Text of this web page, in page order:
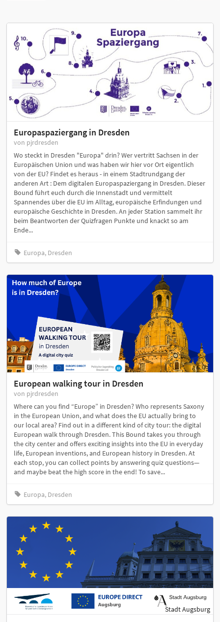
Europaspaziergang in Dresden
von pjrdresden
Wo steckt in Dresden "Europa" drin? Wer vertritt Sachsen in der
Europäischen Union und was haben wir hier vor Ort eigentlich
von der EU? Findet es heraus - in einem Stadtrundgang der
anderen Art : Dem digitalen Europaspaziergang in Dresden. Dieser
Bound führt euch durch die Innenstadt und vermittelt
Spannendes über die EU im Alltag, europäische Erfindungen und
europäische Geschichte in Dresden. An jeder Station sammelt ihr
beim Beantworten der Quizfragen Punkte und knackt so am
Ende...
Europa, Dresden
European walking tour in Dresden
von pjrdresden
Where can you find “Europe” in Dresden? Who represents Saxony
in the European Union, and what does the EU actually bring to
our local area? Find out in a different kind of city tour: the digital
European walk through Dresden. This Bound takes you through
the city center and offers exciting insights into the EU in everyday
life, European inventions, and European history in Dresden. At
each stop, you can collect points by answering quiz questions—
and maybe beat the high score in the end! To save...
Europa, Dresden
Stadt Augsburg